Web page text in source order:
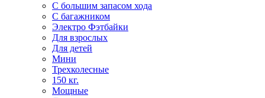
С большим запасом хода
С багажником
Электро Фэтбайки
Для взрослых
Для детей
Мини
Трехколесные
150 кг.
Мощные